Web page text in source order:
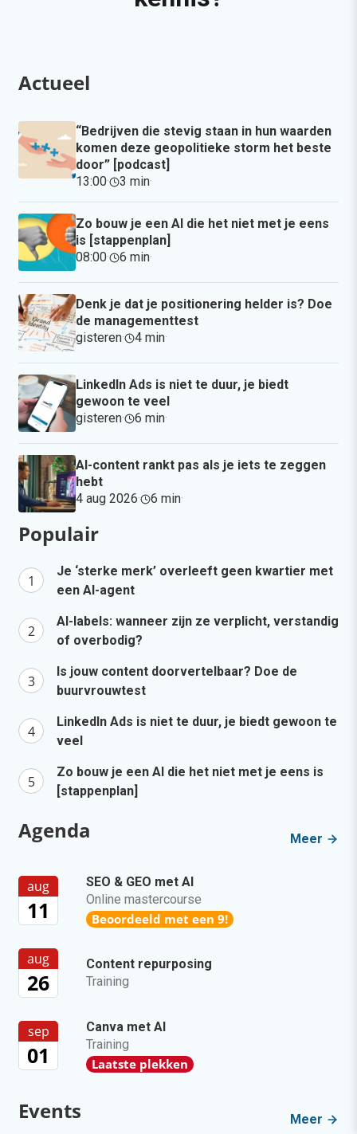
Actueel
“Bedrijven die stevig staan in hun waarden
komen deze geopolitieke storm het beste
door” [podcast]
13:00· 3 min·
Zo bouw je een AI die het niet met je eens
is [stappenplan]
08:00· 6 min·
Denk je dat je positionering helder is? Doe
de managementtest
gisteren· 4 min·
LinkedIn Ads is niet te duur, je biedt
gewoon te veel
gisteren· 6 min·
AI-content rankt pas als je iets te zeggen
hebt
4 aug 2026· 6 min·
Populair
Je ‘sterke merk’ overleeft geen kwartier met
een AI-agent
AI-labels: wanneer zijn ze verplicht, verstandig
of overbodig?
Is jouw content doorvertelbaar? Doe de
buurvrouwtest
LinkedIn Ads is niet te duur, je biedt gewoon te
veel
Zo bouw je een AI die het niet met je eens is
[stappenplan]
Agenda Meer
aug
11
SEO & GEO met AI
Online mastercourse
Beoordeeld met een 9!
aug
26
Content repurposing
Training
sep
01
Canva met AI
Training
Laatste plekken
Events Meer